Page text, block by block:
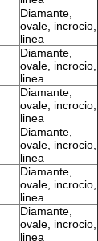
Diamante,
ovale, incrocio,
linea
Diamante,
ovale, incrocio,
linea
Diamante,
ovale, incrocio,
linea
Diamante,
ovale, incrocio,
linea
Diamante,
ovale, incrocio,
linea
Diamante,
ovale, incrocio,
linea